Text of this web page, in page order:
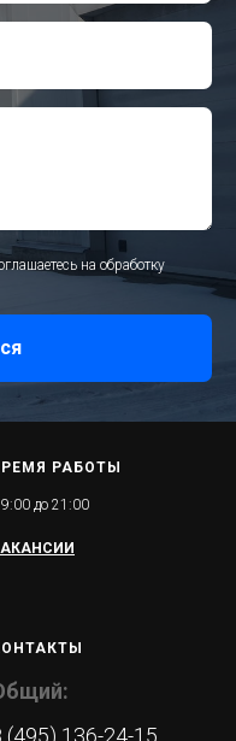
на обработку
РАБОТЫ
до 21:00
(495) 136-24-15